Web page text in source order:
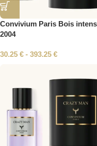
Convivium Paris Bois
2004
30.25 € - 393.25 €